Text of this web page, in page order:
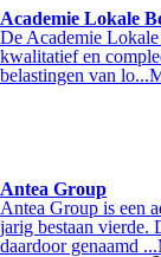
Academie Lokale
De Academie
kwalitatief en
belastingen van lo...
Antea Group
Antea Group is een
jarig bestaan vierde.
daardoor genaamd ...